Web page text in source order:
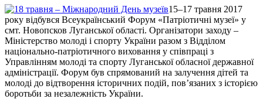
15–17 травня 2017
року відбувся Всеукраїнський Форум «Патріотичні музеї» у
смт. Новопсков Луганської області. Організатори заходу –
Міністерство молоді і спорту України разом з Відділом
національно-патріотичного виховання у співпраці з
Управлінням молоді та спорту Луганської обласної державної
адміністрації. Форум був спрямований на залучення дітей та
молоді до відтворення історичних подій, пов’язаних з історією
боротьби за незалежність України.